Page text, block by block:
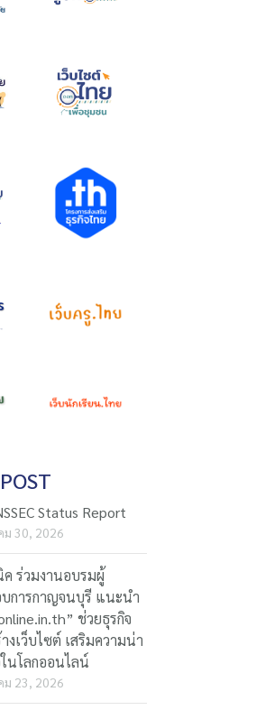
Status Report
ม 30, 2026
ร่วมงานอบรมผู้
การกาญจนบุรี แนะนำ
ช่วยธุรกิจ
งเว็บไซต์ เสริมความน่า
นโลกออนไลน์
ม 23, 2026